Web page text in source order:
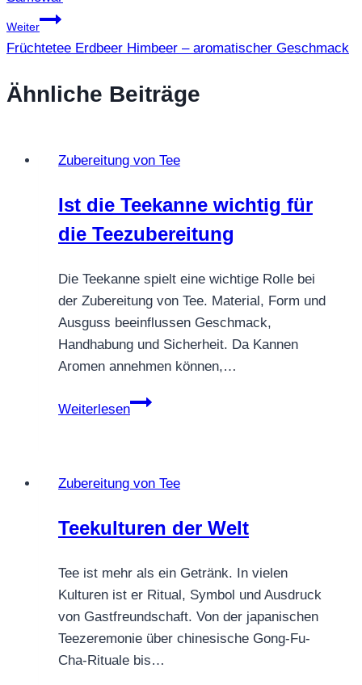
Weiter
Früchtetee Erdbeer Himbeer – aromatischer Geschmack
Ähnliche Beiträge
Zubereitung von Tee
Ist die Teekanne wichtig für
die Teezubereitung
Die Teekanne spielt eine wichtige Rolle bei
der Zubereitung von Tee. Material, Form und
Ausguss beeinflussen Geschmack,
Handhabung und Sicherheit. Da Kannen
Aromen annehmen können,…
Weiterlesen
Ist
für
Teezubereitung
Zubereitung von Tee
Teekulturen der Welt
Tee ist mehr als ein Getränk. In vielen
Kulturen ist er Ritual, Symbol und Ausdruck
von Gastfreundschaft. Von der japanischen
Teezeremonie über chinesische Gong-Fu-
Cha-Rituale bis…